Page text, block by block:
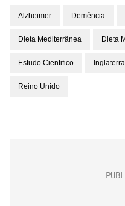
Alzheimer Demência
Dieta Mediterrânea Dieta
Estudo Cientifico Inglaterra
Reino Unido